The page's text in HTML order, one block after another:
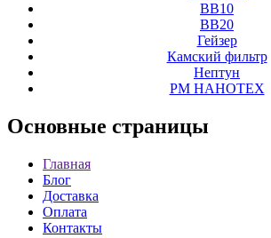
ВВ10
ВВ20
Гейзер
Камский фильтр
Нептун
РМ НАНОТЕХ
Основные страницы
Главная
Блог
Доставка
Оплата
Контакты